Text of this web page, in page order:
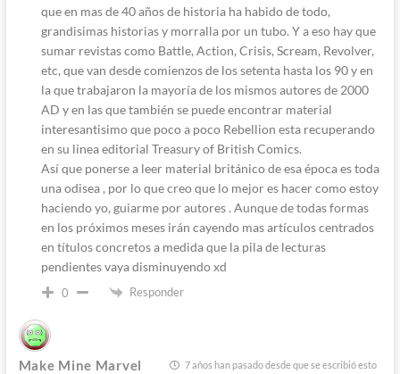
que en mas de 40 años de historia ha habido de todo,
grandisimas historias y morralla por un tubo. Y a eso hay que
sumar revistas como Battle, Action, Crisis, Scream, Revolver,
etc, que van desde comienzos de los setenta hasta los 90 y en
la que trabajaron la mayoría de los mismos autores de 2000
AD y en las que también se puede encontrar material
interesantisimo que poco a poco Rebellion esta recuperando
en su linea editorial Treasury of British Comics.
Así que ponerse a leer material británico de esa época es toda
una odisea , por lo que creo que lo mejor es hacer como estoy
haciendo yo, guiarme por autores . Aunque de todas formas
en los próximos meses irán cayendo mas artículos centrados
en títulos concretos a medida que la pila de lecturas
pendientes vaya disminuyendo xd
0 Responder
Make Mine Marvel 7 años han pasado desde que se escribió esto